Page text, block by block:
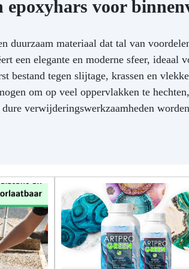
uitharden
fabrikant
twijfels of
Beton,
-
en
transparantie -> Kristaleffect.
->
en het
Vertrouw op de kwaliteit
reis met Resin Pro: voeg
toe aan je
epoxyhars voor
duurzaam materiaal dat tal van
een elegante en moderne sfeer, ideaal
bestand tegen slijtage, krassen en
om op veel oppervlakken te
verwijderingswerkzaamheden